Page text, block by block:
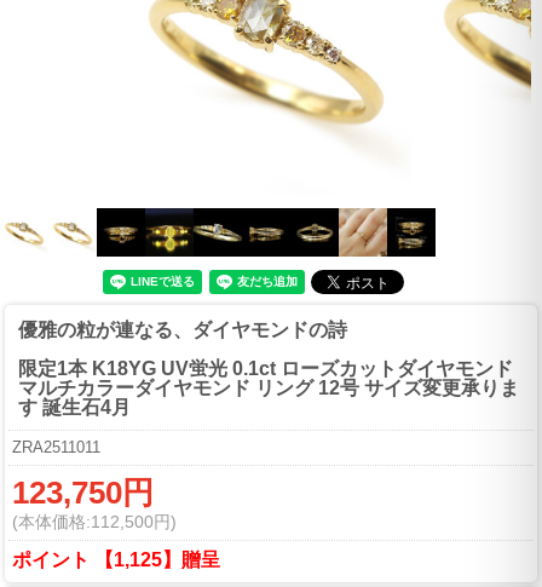
優雅の粒が連なる、ダイヤモンドの詩
限定1本 K18YG UV蛍光 0.1ct ローズカットダイヤモンド
マルチカラーダイヤモンド リング 12号 サイズ変更承りま
す 誕生石4月
ZRA2511011
123,750円
(本体価格:112,500円)
ポイント 【1,125】贈呈